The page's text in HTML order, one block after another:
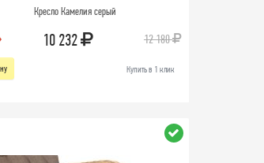
Кресло Камелия серый
10 232 12 180
Купить в 1 клик